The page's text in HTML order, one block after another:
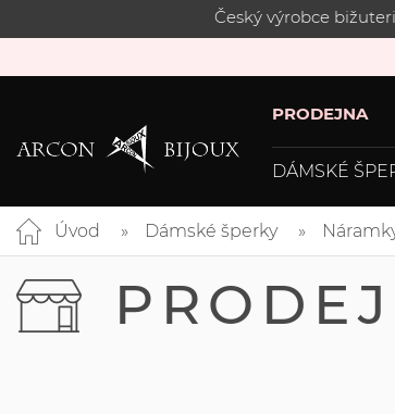
Český výrobce
PRODEJNA
DÁMSKÉ
Úvod Dámské šperky